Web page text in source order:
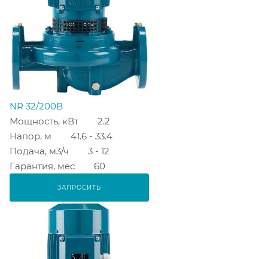
NR 32/200B
Мощность, кВт
2.2
Напор, м
41.6 - 33.4
Подача, м3/ч
3 - 12
Гарантия, мес
60
ЗАПРОСИТЬ